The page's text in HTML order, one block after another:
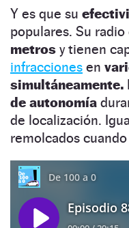
Y es que su
populares. Su
metros y tienen
infracciones en
simultáneamente.
de autonomía
de localización.
remolcados